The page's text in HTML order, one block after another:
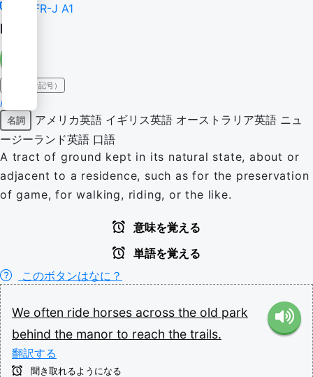
CEFR-J A1
park
IPA（発音記号）
/pɑɹk/
名詞 アメリカ英語 イギリス英語 オーストラリア英語 ニュ
ージーランド英語 口語
A tract of ground kept in its natural state, about or
adjacent to a residence, such as for the preservation
of game, for walking, riding, or the like.
意味を覚える
単語を覚える
このボタンはなに？
We often ride horses across the old park
behind the manor to reach the trails.
翻訳する
聞き取れるようになる